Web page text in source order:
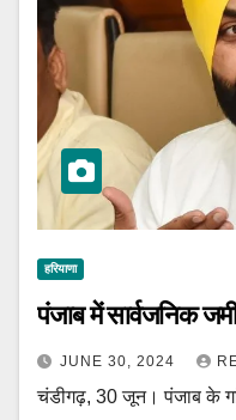
हरियाणा
पंजाब में सार्वजनिक
JUNE 30, 2024
चंडीगढ़, 30 जून। पंजाब के